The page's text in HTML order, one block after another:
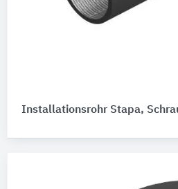
Installationsrohr Stapa,